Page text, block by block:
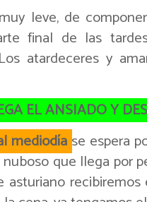
leve, de
final de las
atardeceres y
EL ANSIADO Y
mediodía se espera
que llega por
asturiano